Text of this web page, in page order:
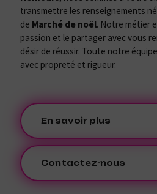
transmettre les renseignements
de Marché de noël. Notre métier
passion et le partager avec vous
désir de réussir. Toute notre
avec propreté et rigueur.
En savoir plus
Contactez-nous